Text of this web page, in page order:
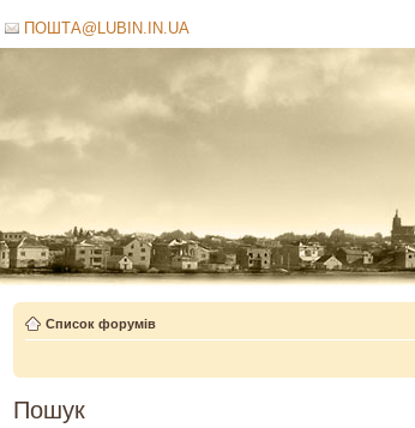
ПОШТА@LUBIN.IN.UA
Список форумів
Пошук